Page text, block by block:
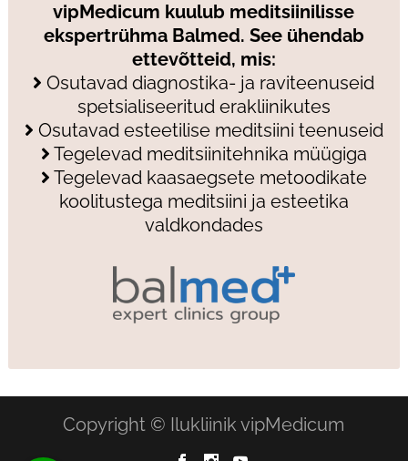
vipMedicum kuulub meditsiinilisse
ekspertrühma Balmed. See ühendab
ettevõtteid, mis:
Osutavad diagnostika- ja raviteenuseid
spetsialiseeritud erakliinikutes
Osutavad esteetilise meditsiini teenuseid
Tegelevad meditsiinitehnika müügiga
Tegelevad kaasaegsete metoodikate
koolitustega meditsiini ja esteetika
valdkondades
Copyright © Ilukliinik vipMedicum